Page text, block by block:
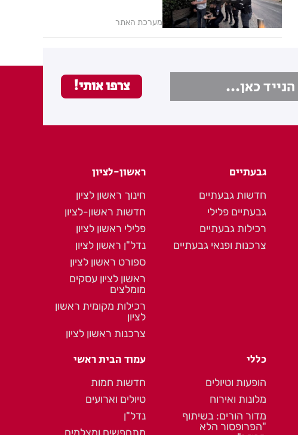
מערכת האתר
גבעתיים
חדשות גבעתיים
גבעתיים פלילי
רכילות גבעתיים
צרכנות ופנאי גבעתיים
ראשון-לציון
חינוך ראשון לציון
חדשות ראשון-לציון
פלילי ראשון לציון
נדל"ן ראשון לציון
ספורט ראשון לציון
ראשון לציון עסקים
מומלצים
רכילות מקומית ראשון
לציון
צרכנות ראשון לציון
כללי
הופעות וטיולים
מלונות ואירוח
מדור הורים: בשיתוף
"הפרופסור הלא
עמוד הבית ראשי
חדשות חמות
טיולים וארועים
נדל"ן